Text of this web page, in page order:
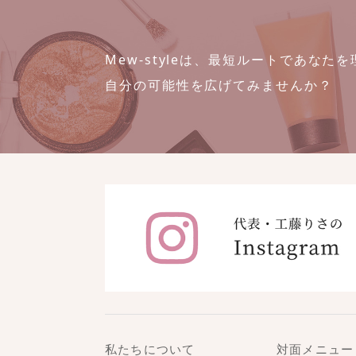
Mew-styleは、最短ルートであなたを
自分の可能性を広げてみませんか？
私たちについて 対面メニュー